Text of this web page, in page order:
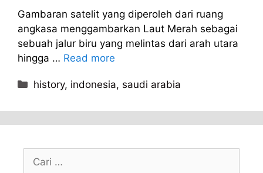
Gambaran satelit yang diperoleh dari ruang
angkasa menggambarkan Laut Merah sebagai
sebuah jalur biru yang melintas dari arah utara
hingga … Read more
Kategori
history, indonesia, saudi arabia
Cari